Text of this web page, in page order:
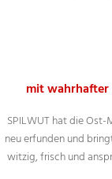
mit wahrhafter
SPILWUT hat die
neu erfunden und
witzig, frisch und